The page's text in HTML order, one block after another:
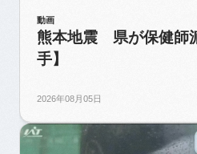
動画
熊本地震 県が保健師
手】
2026年08月05日